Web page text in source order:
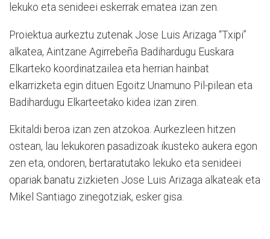
lekuko eta senideei eskerrak ematea izan zen.
Proiektua aurkeztu zutenak Jose Luis Arizaga “Txipi”
alkatea, Aintzane Agirrebeña Badihardugu Euskara
Elkarteko koordinatzailea eta herrian hainbat
elkarrizketa egin dituen Egoitz Unamuno Pil-pilean eta
Badihardugu Elkarteetako kidea izan ziren.
Ekitaldi beroa izan zen atzokoa. Aurkezleen hitzen
ostean, lau lekukoren pasadizoak ikusteko aukera egon
zen eta, ondoren, bertaratutako lekuko eta senideei
opariak banatu zizkieten Jose Luis Arizaga alkateak eta
Mikel Santiago zinegotziak, esker gisa.